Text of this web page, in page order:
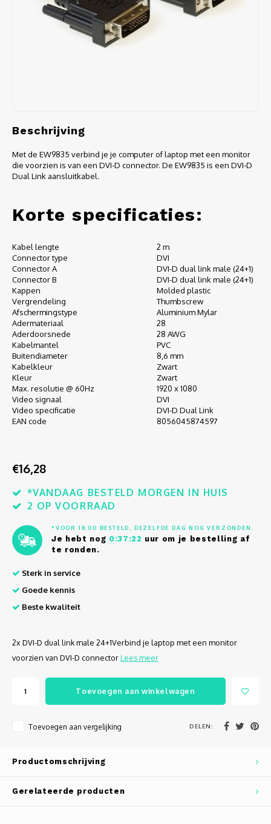
Beschrijving
Met de EW9835 verbind je je computer of laptop met een monitor
die voorzien is van een DVI-D connector. De EW9835 is een DVI-D
Dual Link aansluitkabel.
Korte specificaties:
Kabel lengte
2 m
Connector type
DVI
Connector A
DVI-D dual link male (24+1)
Connector B
DVI-D dual link male (24+1)
Kappen
Molded plastic
Vergrendeling
Thumbscrew
Afschermingstype
Aluminium Mylar
Adermateriaal
28
Aderdoorsnede
28 AWG
Kabelmantel
PVC
Buitendiameter
8,6 mm
Kabelkleur
Zwart
Kleur
Zwart
Max. resolutie @ 60Hz
1920 x 1080
Video signaal
DVI
Video specificatie
DVI-D Dual Link
EAN code
8056045874597
€16,28
*VANDAAG BESTELD MORGEN IN HUIS
2 OP VOORRAAD
*VOOR 18:00 BESTELD, DEZELFDE DAG NOG VERZONDEN.
Je hebt nog 0:37:22 uur om je bestelling af
te ronden.
Sterk in service
Goede kennis
Beste kwaliteit
2x DVI-D dual link male 24+1Verbind je laptop met een monitor
voorzien van DVI-D connectorLees meer
Toevoegen aan winkelwagen
Toevoegen aan vergelijking DELEN:
Productomschrijving
Gerelateerde producten